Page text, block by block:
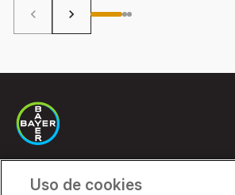
de datos operativos.
keyboard_arrow_left keyboard_arrow_right
Uso de cookies